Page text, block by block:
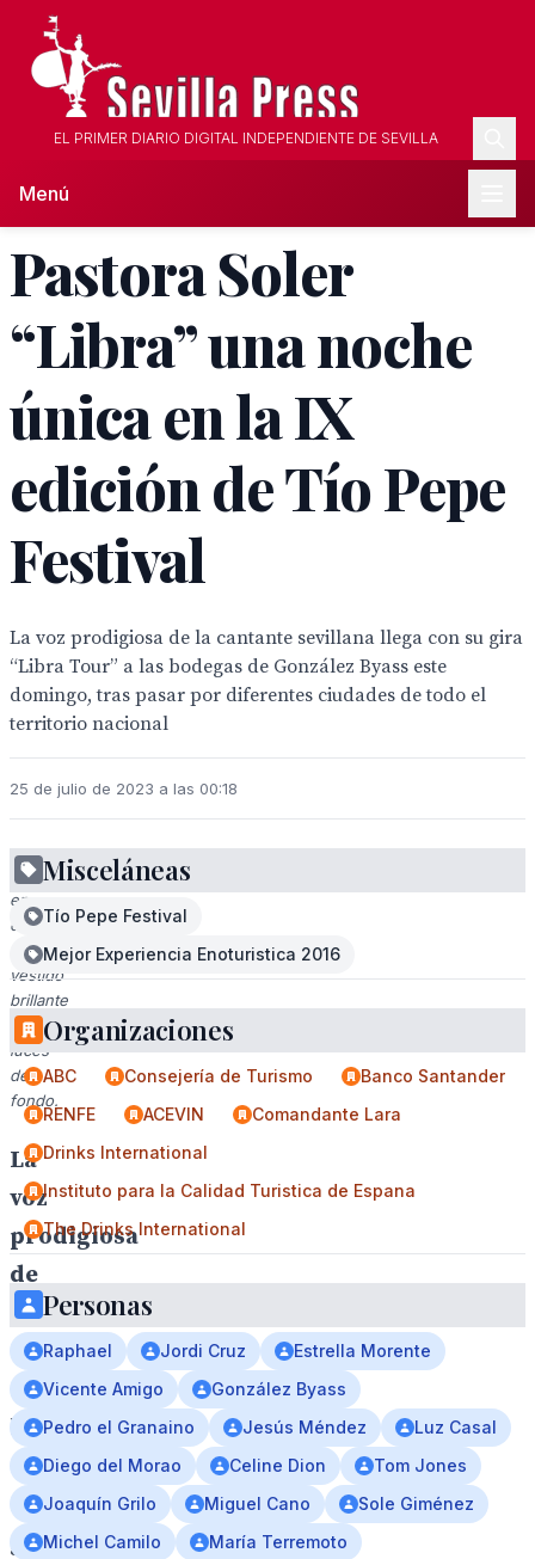
EL PRIMER DIARIO DIGITAL INDEPENDIENTE DE SEVILLA
Menú
Pastora Soler
“Libra” una noche
única en la IX
edición de Tío Pepe
Festival
La voz prodigiosa de la cantante sevillana llega con su gira
“Libra Tour” a las bodegas de González Byass este
domingo, tras pasar por diferentes ciudades de todo el
territorio nacional
25 de julio de 2023 a las 00:18
Canta
en
escenario
con
vestido
brillante
y
luces
de
fondo.
La
voz
prodigiosa
de
la
cantante
sevillana
llega
con
su
gira
Misceláneas
Tío Pepe Festival
Mejor Experiencia Enoturistica 2016
Organizaciones
ABC Consejería de Turismo
Banco Santander
RENFE
ACEVIN
Comandante Lara
Drinks International
Instituto para la Calidad Turistica de Espana
The Drinks International
Personas
Raphael Jordi Cruz
Estrella Morente
Vicente Amigo
González Byass
Pedro el Granaino
Jesús Méndez
Luz Casal
Diego del Morao
Celine Dion
Tom Jones
Joaquín Grilo
Miguel Cano
Sole Giménez
Michel Camilo
María Terremoto